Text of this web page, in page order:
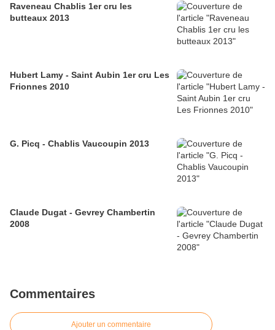
Raveneau Chablis 1er cru les
butteaux 2013
Hubert Lamy - Saint Aubin 1er cru Les
Frionnes 2010
G. Picq - Chablis Vaucoupin 2013
Claude Dugat - Gevrey Chambertin
2008
Commentaires
Ajouter un commentaire